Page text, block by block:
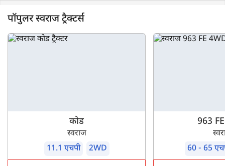
पॉपुलर स्वराज ट्रैक्टर्स
कोड
स्वराज
11.1 एचपी
2WD
963
60 - 65